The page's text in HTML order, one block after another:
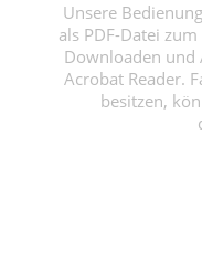
Unsere
als PDF-Datei
Downloaden und
Acrobat Reader.
besitzen,